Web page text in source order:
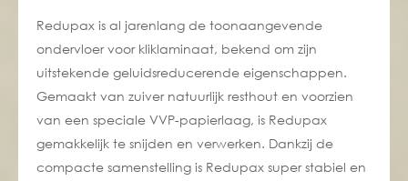
Redupax is al jarenlang de toonaangevende
ondervloer voor kliklaminaat, bekend om zijn
uitstekende geluidsreducerende eigenschappen.
Gemaakt van zuiver natuurlijk resthout en voorzien
van een speciale VVP-papierlaag, is Redupax
gemakkelijk te snijden en verwerken. Dankzij de
compacte samenstelling is Redupax super stabiel en